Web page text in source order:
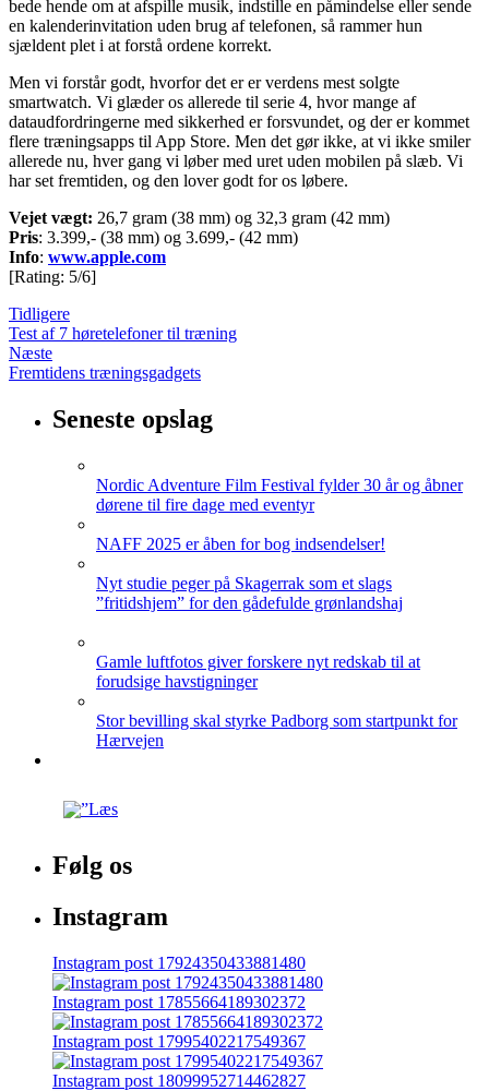
bede hende om at afspille musik, indstille en påmindelse eller sende
en kalenderinvitation uden brug af telefonen, så rammer hun
sjældent plet i at forstå ordene korrekt.
Men vi forstår godt, hvorfor det er er verdens mest solgte
smartwatch. Vi glæder os allerede til serie 4, hvor mange af
dataudfordringerne med sikkerhed er forsvundet, og der er kommet
flere træningsapps til App Store. Men det gør ikke, at vi ikke smiler
allerede nu, hver gang vi løber med uret uden mobilen på slæb. Vi
har set fremtiden, og den lover godt for os løbere.
Vejet vægt: 26,7 gram (38 mm) og 32,3 gram (42 mm)
Pris: 3.399,- (38 mm) og 3.699,- (42 mm)
Info: www.apple.com
[Rating: 5/6]
Tidligere
Test af 7 høretelefoner til træning
Næste
Fremtidens træningsgadgets
Seneste opslag
Nordic Adventure Film Festival fylder 30 år og åbner
dørene til fire dage med eventyr
NAFF 2025 er åben for bog indsendelser!
Nyt studie peger på Skagerrak som et slags
”fritidshjem” for den gådefulde grønlandshaj
Gamle luftfotos giver forskere nyt redskab til at
forudsige havstigninger
Stor bevilling skal styrke Padborg som startpunkt for
Hærvejen
Følg os
Instagram
Instagram post 17924350433881480
Instagram post 17855664189302372
Instagram post 17995402217549367
Instagram post 18099952714462827